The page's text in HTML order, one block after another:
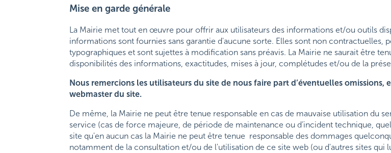
Mise en garde générale
La Mairie met tout en œuvre pour offrir aux utilisateurs des informations et/ou outils
informations sont fournies sans garantie d'aucune sorte. Elles sont non contractuelles,
typographiques et sont sujettes à modification sans préavis. La Mairie ne saurait être
disponibilités des informations, exactitudes, mises à jour, complétudes et/ou de la
Nous remercions les utilisateurs du site de nous faire part d’éventuelles
webmaster du site.
De même, la Mairie ne peut être tenue responsable en cas de mauvaise utilisation du
service (cas de force majeure, de période de maintenance ou d’incident technique,
site qu'en aucun cas la Mairie ne peut être tenue responsable des dommages
notamment de la consultation et/ou de l'utilisation de ce site web (ou d'autres sites qui